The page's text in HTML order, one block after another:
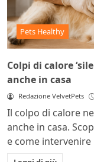
Pets Healthy
Colpi di calore
anche in casa
Redazione VelvetPets
Il colpo di calore
anche in casa.
e come intervenire